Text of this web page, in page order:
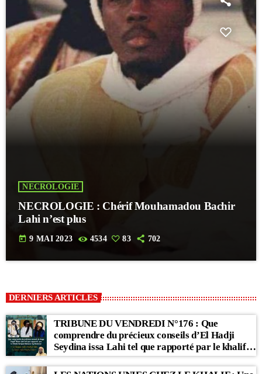
NECROLOGIE
NECROLOGIE : Chérif Mouhamadou Bachir
Lahi n’est plus
today 9 MAI 2023 4534 83 702
DERNIERS ARTICLES
TRIBUNE DU VENDREDI N°176 : Que
comprendre du précieux conseils d’El Hadji
Seydina issa Lahi tel que rapporté par le khalif
Babacar Sy Mansour : « Li Baax Matul Kër, Li
Bon Matul Kër »